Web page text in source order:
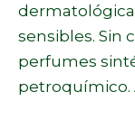
sensibles. Sin
perfumes
petroquímico.